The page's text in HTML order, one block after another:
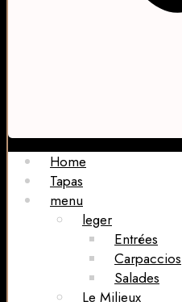
Home
Tapas
menu
leger
Entrées
Carpaccios
Salades
Le Milieux